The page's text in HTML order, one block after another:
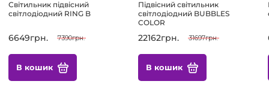
Світильник підвісний
світлодіодний RING B
6649грн. 7390грн.
В кошик
Підвісний світильник
світлодіодний BUBBLES
COLOR
22162грн. 31697грн.
В кошик